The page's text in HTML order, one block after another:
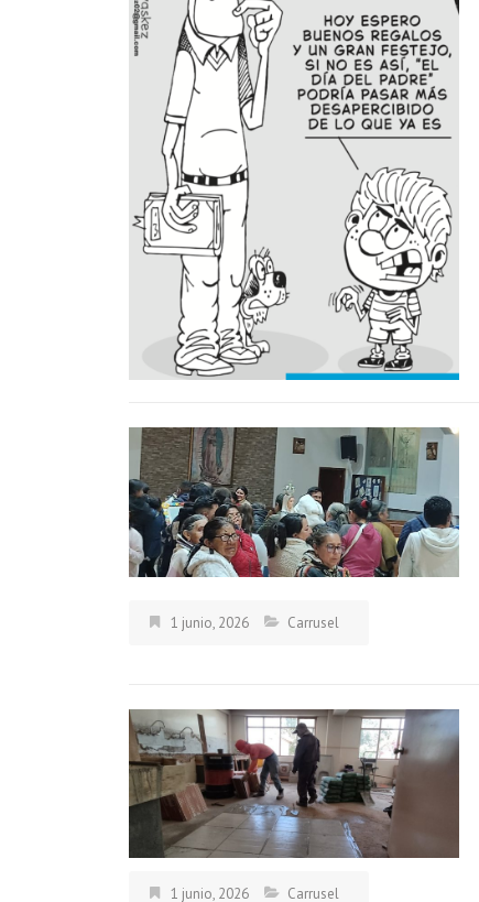
1 junio, 2026 Carrusel
1 junio, 2026 Carrusel